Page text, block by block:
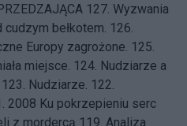
127. Wyzwania
bełkotem. 126.
Europy zagrożone. 125.
miejsce. 124. Nudziarze a
123. Nudziarze. 122.
2008 Ku pokrzepieniu serc
z mordercą 119. Analiza